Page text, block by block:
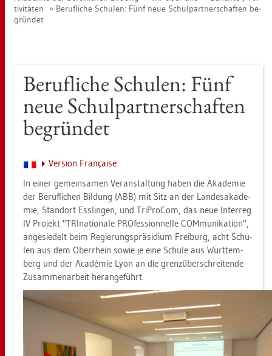
ti­vi­tä­ten
Be­ruf­li­che Schu­len: Fünf neue Schul­part­ner­schaf­ten be­
grün­det
Be­ruf­li­che Schu­len: Fünf
neue Schul­part­ner­schaf­ten
be­grün­det
Ver­si­on Française
In einer ge­mein­sa­men Ver­an­stal­tung haben die Aka­de­mie
der Be­ruf­li­chen Bil­dung (ABB) mit Sitz an der Lan­des­aka­de­
mie, Stand­ort Ess­lin­gen, und TriPro­Com, das neue In­ter­reg
IV Pro­jekt "TRI­na­tio­na­le PRO­fes­si­onnel­le COM­mu­ni­ka­ti­on",
an­ge­sie­delt beim Re­gie­rungs­prä­si­di­um Frei­burg, acht Schu­
len aus dem Ober­rhein sowie je eine Schu­le aus Würt­tem­
berg und der Académie Lyon an die grenz­über­schrei­ten­de
Zu­sam­men­ar­beit her­an­ge­führt.